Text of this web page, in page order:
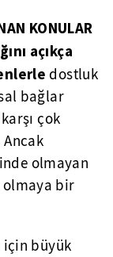
KONULAR
açıkça
dostluk
bağlar
çok
olmayan
bir
için büyük